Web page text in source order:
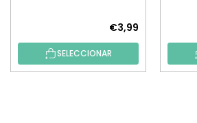
€3,99
SELECCIONAR